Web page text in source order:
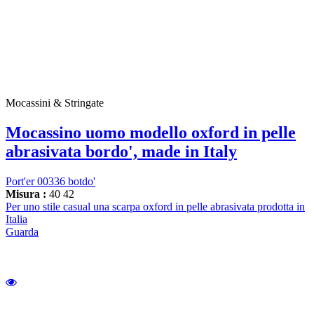
Mocassini & Stringate
Mocassino uomo modello oxford in pelle
abrasivata bordo', made in Italy
Port'er 00336 botdo'
Misura : 40 42
Per uno stile casual una scarpa oxford in pelle abrasivata prodotta in
Italia
Guarda